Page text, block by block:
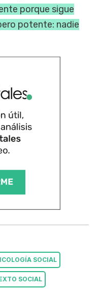
porque sigue
potente: nadie
SOCIAL
SOCIAL